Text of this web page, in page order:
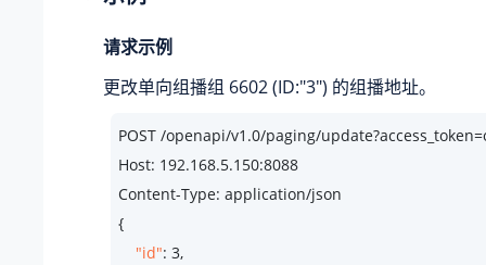
请求示例
更改单向组播组 6602 (ID:"3") 的组播地址。
POST /openapi/v1.0/paging/
Host: 192.168.5.150:8088
Content-Type: application/json
{
"id": 3,